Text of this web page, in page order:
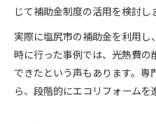
じて補助金制度の活用を検討し
実際に塩尻市の補助金を利用し
時に行った事例では、光熱費
できたという声もあります。
ら、段階的にエコリフォームを